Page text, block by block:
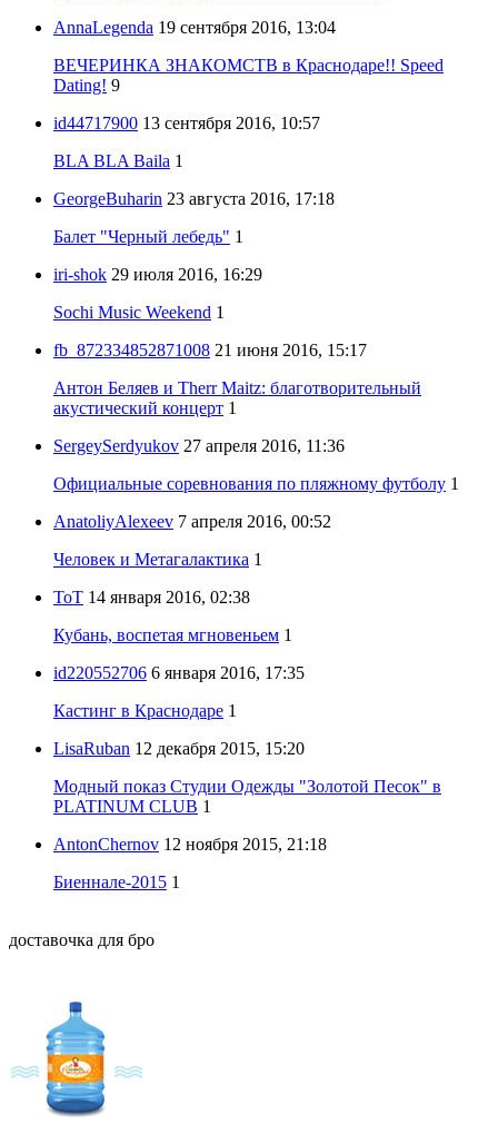
AnnaLegenda 19 сентября 2016, 13:04
ВЕЧЕРИНКА ЗНАКОМСТВ в Краснодаре!! Speed
Dating! 9
id44717900 13 сентября 2016, 10:57
BLA BLA Baila 1
GeorgeBuharin 23 августа 2016, 17:18
Балет "Черный лебедь" 1
iri-shok 29 июля 2016, 16:29
Sochi Music Weekend 1
fb_872334852871008 21 июня 2016, 15:17
Антон Беляев и Therr Maitz: благотворительный
акустический концерт 1
SergeySerdyukov 27 апреля 2016, 11:36
Официальные соревнования по пляжному футболу 1
AnatoliyAlexeev 7 апреля 2016, 00:52
Человек и Метагалактика 1
ToT 14 января 2016, 02:38
Кубань, воспетая мгновеньем 1
id220552706 6 января 2016, 17:35
Кастинг в Краснодаре 1
LisaRuban 12 декабря 2015, 15:20
Модный показ Студии Одежды "Золотой Песок" в
PLATINUM CLUB 1
AntonChernov 12 ноября 2015, 21:18
Биеннале-2015 1
доставочка для бро